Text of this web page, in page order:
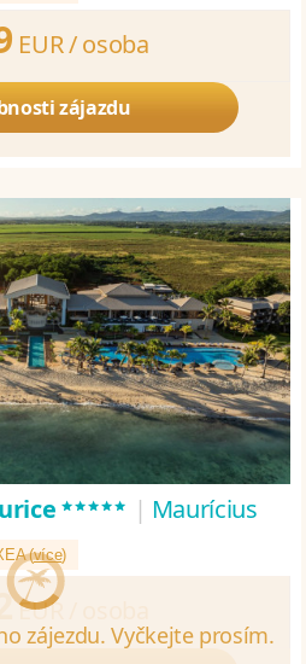
EUR /osoba
zájazdu
***** | Maurícius
(více)
EUR /